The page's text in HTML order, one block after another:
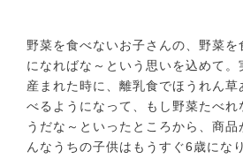
野菜を食べないお子さんの、野菜を
になればな～という思いを込めて
産まれた時に、離乳食でほうれん草
べるようになって、もし野菜たべれ
うだな～といったところから、商品
んなうちの子供はもうすぐ6歳にな